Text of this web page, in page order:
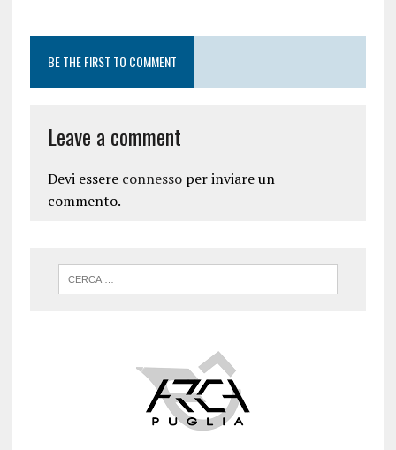
BE THE FIRST TO COMMENT
Leave a comment
Devi essere connessoper inviare un
commento.